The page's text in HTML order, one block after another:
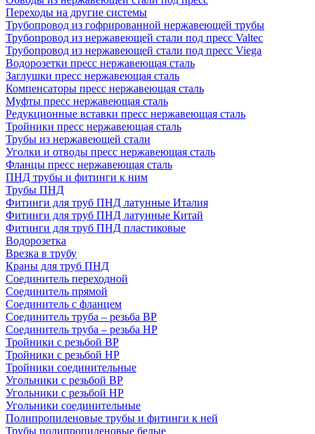
Переходы на другие системы
Трубопровод из гофрированной нержавеющей трубы
Трубопровод из нержавеющей стали под пресс Valtec
Трубопровод из нержавеющей стали под пресс Viega
Водорозетки пресс нержавеющая сталь
Заглушки пресс нержавеющая сталь
Компенсаторы пресс нержавеющая сталь
Муфты пресс нержавеющая сталь
Редукционные вставки пресс нержавеющая сталь
Тройники пресс нержавеющая сталь
Трубы из нержавеющей стали
Уголки и отводы пресс нержавеющая сталь
Фланцы пресс нержавеющая сталь
ПНД трубы и фитинги к ним
Трубы ПНД
Фитинги для труб ПНД латунные Италия
Фитинги для труб ПНД латунные Китай
Фитинги для труб ПНД пластиковые
Водорозетка
Врезка в трубу
Краны для труб ПНД
Соединитель переходной
Соединитель прямой
Соединитель с фланцем
Соединитель труба – резьба ВР
Соединитель труба – резьба НР
Тройники с резьбой ВР
Тройники с резьбой НР
Тройники соединительные
Угольники с резьбой ВР
Угольники с резьбой НР
Угольники соединительные
Полипропиленовые трубы и фитинги к ней
Трубы полипропиленовые белые